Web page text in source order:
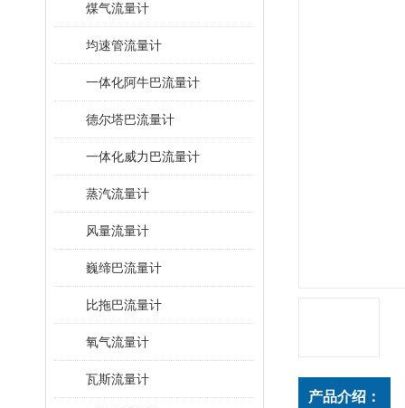
煤气流量计
均速管流量计
一体化阿牛巴流量计
德尔塔巴流量计
一体化威力巴流量计
蒸汽流量计
风量流量计
巍缔巴流量计
比拖巴流量计
氧气流量计
瓦斯流量计
产品介绍：